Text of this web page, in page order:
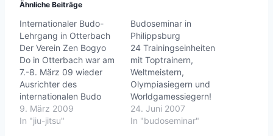
Ähnliche Beiträge
Internationaler Budo-
Lehrgang in Otterbach
Der Verein Zen Bogyo
Do in Otterbach war am
7.-8. März 09 wieder
Ausrichter des
internationalen Budo
Lehrgangs in
Otterbach.Zum 19. mal
9. März 2009
In "jiu-jitsu"
Budoseminar in
Philippsburg
24 Trainingseinheiten
mit Toptrainern,
Weltmeistern,
Olympiasiegern und
Worldgamessiegern!
Etwa 200 Ju Jutsu Ka
waren am 23. Juni 2007
24. Juni 2007
In "budoseminar"